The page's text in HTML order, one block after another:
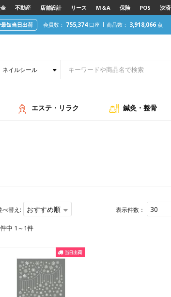
不動産 店舗設計 リース M＆A 保険 POS 決済
短当日出荷 会員数： 755,374 口座 商品数： 3,918,066 点
ネイルシール
エステ・リラク 鍼灸・整骨
べ替え: おすすめ順 表示件数： 30
中 1～1件